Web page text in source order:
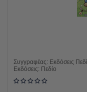
Συγγραφέας: Εκδόσεις
Εκδόσεις: Πεδίο